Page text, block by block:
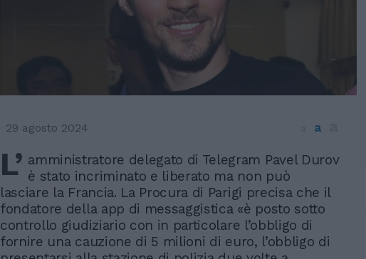
29 agosto 2024 a
L’ amministratore delegato di Telegram Pavel Durov
è stato incriminato e liberato ma non può
lasciare la Francia. La Procura di Parigi precisa che il
fondatore della app di messaggistica «è posto sotto
controllo giudiziario con in particolare l’obbligo di
fornire una cauzione di 5 milioni di euro, l’obbligo di